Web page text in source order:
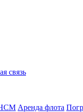
связь
НСМ Аренда флота